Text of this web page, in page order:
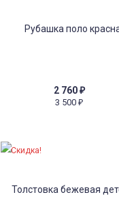
2 760₽
3 500₽
Скидка!